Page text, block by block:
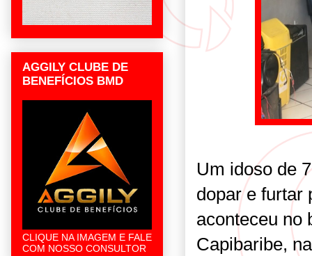
Um idoso de
dopar e furtar
aconteceu no
Capibaribe,
AGGILY CLUBE DE
BENEFÍCIOS BMD
CLIQUE NA IMAGEM E FALE
COM NOSSO CONSULTOR